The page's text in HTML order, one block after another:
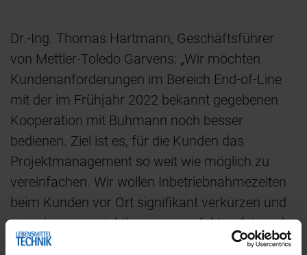
Dr.-Ing. Thomas Hartmann, Geschäftsführer
von Mettler-Toledo Garvens: „Wir möchten
Kundenanforderungen im Bereich End-of-Line
mit der im Frühjahr 2022 bekannt gegebenen
Kooperation mit Buhmann noch besser
bedienen. Ziel ist es, für die Kunden das
Projektmanagement so weit wie möglich zu
vereinfachen. Wir wollen Inbetriebnahmezeiten
beim Kunden vor Ort signifikant verkürzen und
gemeinsam projektbezogen perfekt aufeinander
abgestimmte Schnittstellen liefern. Auf der